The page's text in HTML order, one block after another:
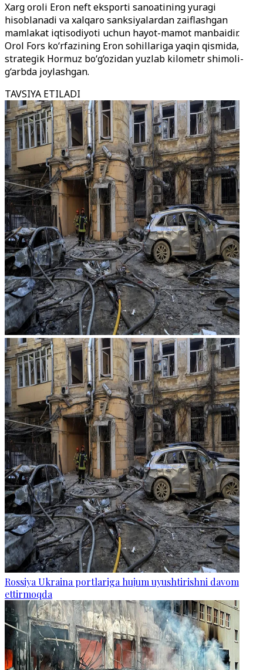
Xarg oroli Eron neft eksporti sanoatining yuragi
hisoblanadi va xalqaro sanksiyalardan zaiflashgan
mamlakat iqtisodiyoti uchun hayot-mamot manbaidir.
Orol Fors ko‘rfazining Eron sohillariga yaqin qismida,
strategik Hormuz bo‘g‘ozidan yuzlab kilometr shimoli-
g‘arbda joylashgan.
TAVSIYA ETILADI
Rossiya Ukraina portlariga hujum uyushtirishni davom
ettirmoqda